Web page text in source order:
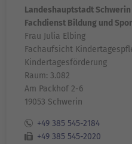
Landeshauptstadt Schwerin
Fachdienst Bildung und
Frau Julia Elbing
Fachaufsicht
Kindertagesförderung
Raum: 3.082
Am Packhof 2-6
19053 Schwerin
+49 385 545-2184
+49 385 545-2020